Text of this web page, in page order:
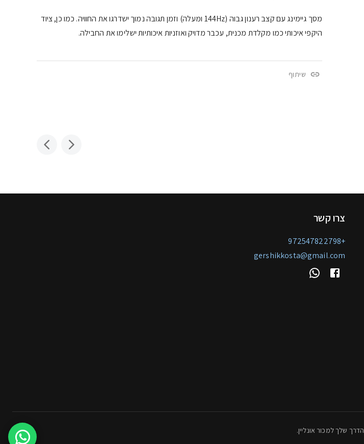
מסך גיימינג עם קצב רענון גבוה (144Hz ומעלה) וזמן תגובה נמוך ישדרגו את החוויה. כמו כן, ציוד
היקפי איכותי כמו מקלדת מכנית, עכבר מדויק ואוזניות איכותיות ישלימו את החבילה.
שיתוף
צרו קשר
+972547822798
gershikkosta@gmail.com
הדרך שלך למכור אונליין.